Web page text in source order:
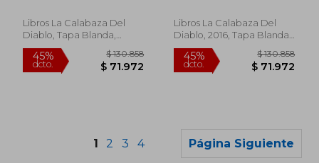
Libros La Calabaza Del
Diablo, Tapa Blanda,
Nuevo
Libros La Calabaza Del
Diablo, 2016, Tapa Blanda,
Nuevo
1 2 3 4 Página Siguiente